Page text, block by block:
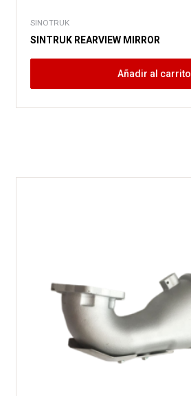
SINOTRUK
SINTRUK REARVIEW MIRROR
Añadir al carrito